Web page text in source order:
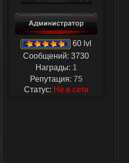
60 lvl
Сообщений: 3730
Награды: 1
Репутация: 75
Статус: Не в сети